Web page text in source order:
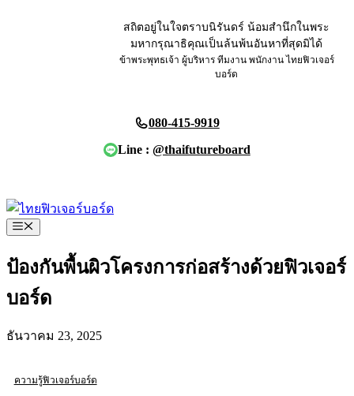
สถิตอยู่ในใจตราบนิรันดร์ น้อมสำนึกในพระ
มหากรุณาธิคุณเป็นล้นพ้นอันหาที่สุดมิได้
ข้าพระพุทธเจ้า ผู้บริหาร ทีมงาน พนักงาน ไทยฟิวเจอร์
บอร์ด
080-415-9919
Line : @thaifutureboard
Menu
ป้องกันพื้นผิวโครงการก่อสร้างด้วยฟิวเจอร์
บอร์ด
ธันวาคม 23, 2025
ความรู้ฟิวเจอร์บอร์ด